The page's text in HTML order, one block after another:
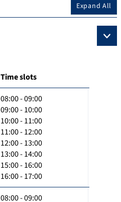
Expand All
Time slots
08:00 - 09:00
09:00 - 10:00
10:00 - 11:00
11:00 - 12:00
12:00 - 13:00
13:00 - 14:00
15:00 - 16:00
16:00 - 17:00
08:00 - 09:00